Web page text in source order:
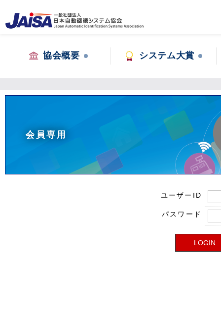
協会概要 システム大賞
会員専用
ユーザーID
パスワード